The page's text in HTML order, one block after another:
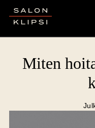
Salon Klipsi
Miten